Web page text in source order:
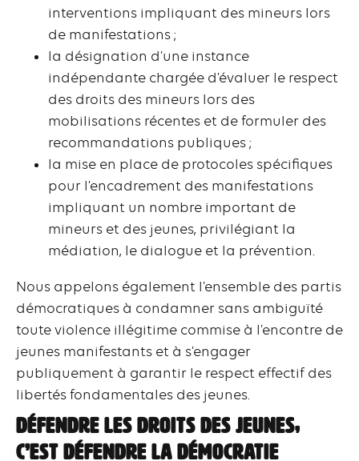
interventions impliquant des mineurs lors
de manifestations ;
la désignation d’une instance
indépendante chargée d’évaluer le respect
des droits des mineurs lors des
mobilisations récentes et de formuler des
recommandations publiques ;
la mise en place de protocoles spécifiques
pour l’encadrement des manifestations
impliquant un nombre important de
mineurs et des jeunes, privilégiant la
médiation, le dialogue et la prévention.
Nous appelons également l’ensemble des partis
démocratiques à condamner sans ambiguïté
toute violence illégitime commise à l’encontre de
jeunes manifestants et à s’engager
publiquement à garantir le respect effectif des
libertés fondamentales des jeunes.
Défendre les droits des jeunes,
c’est défendre la démocratie